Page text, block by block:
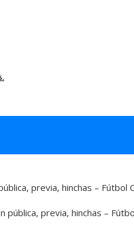
previa, hinchas – Fútbol